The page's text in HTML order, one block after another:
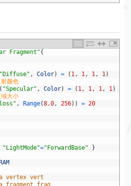
Fragment"{
"Diffuse" , Color) = ( 1, 1, 1, 1)
颜色
( "Specular" , Color) = ( 1, 1, 1, 1)
大小
, Range(8.0, 256) ) = 20
"LightMode"="ForwardBase" }
vertex vert